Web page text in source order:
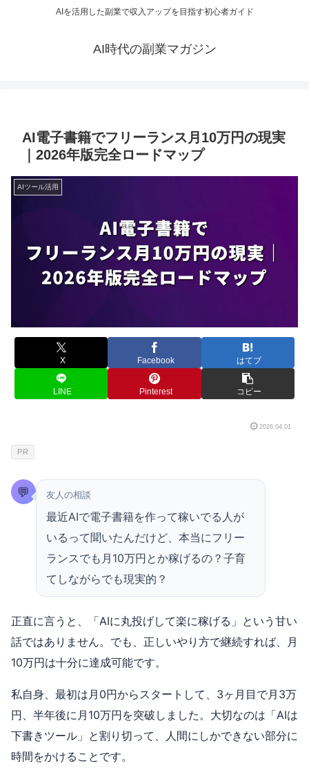
AIを活用した副業で収入アップを目指す初心者ガイド
AI時代の副業マガジン
AI電子書籍でフリーランス月10万円の現実
｜2026年版完全ロードマップ
AIツール活用
X Facebook はてブ
LINE Pinterest コピー
2026.04.01
PR
💬 友人の相談
最近AIで電子書籍を作って稼いでる人が
いるって聞いたんだけど、本当にフリー
ランスでも月10万円とか稼げるの？子育
てしながらでも現実的？
正直に言うと、「AIに丸投げして楽に稼げる」という甘い
話ではありません。でも、正しいやり方で継続すれば、月
10万円は十分に達成可能です。
私自身、最初は月0円からスタートして、3ヶ月目で月3万
円、半年後に月10万円を突破しました。大切なのは「AIは
下書きツール」と割り切って、人間にしかできない部分に
時間をかけることです。